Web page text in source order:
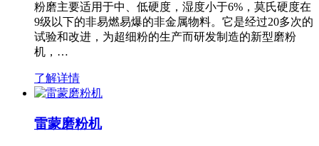
粉磨主要适用于中、低硬度，湿度小于6%，莫氏硬度在
9级以下的非易燃易爆的非金属物料。它是经过20多次的
试验和改进，为超细粉的生产而研发制造的新型磨粉
机，…
了解详情
雷蒙磨粉机